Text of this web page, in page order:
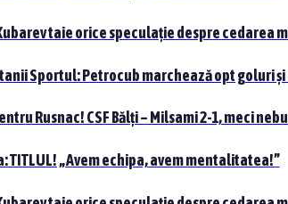
taie orice speculație despre cedarea
Sportul: Petrocub marchează opt goluri și
Rusnac! CSF Bălți – Milsami 2-1, meci
TITLUL! „Avem echipa, avem mentalitatea!”